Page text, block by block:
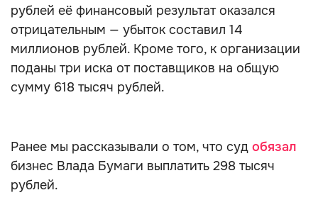
рублей её финансовый результат оказался
отрицательным — убыток составил 14
миллионов рублей. Кроме того, к организации
поданы три иска от поставщиков на общую
сумму 618 тысяч рублей.
Ранее мы рассказывали о том, что суд обязал
бизнес Влада Бумаги выплатить 298 тысяч
рублей.